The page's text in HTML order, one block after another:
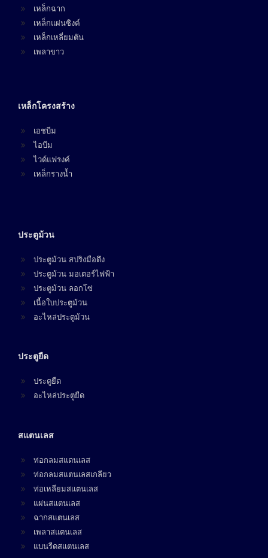
เหล็กฉาก
เหล็กแผ่นซิงค์
เหล็กเหลี่ยมตัน
เพลาขาว
เหล็กโครงสร้าง
เอชบีม
ไอบีม
ไวด์แฟรงค์
เหล็กรางน้ำ
ประตูม้วน
ประตูม้วน สปริงมือดึง
ประตูม้วน มอเตอร์ไฟฟ้า
ประตูม้วน ลอกโซ่
เนื้อใบประตูม้วน
อะไหล่ประตูม้วน
ประตูยืด
ประตูยืด
อะไหล่ประตูยืด
สแตนเลส
ท่อกลมสแตนเลส
ท่อกลมสแตนเลสเกลียว
ท่อเหลียมสแตนเลส
แผ่นสแตนเลส
ฉากสแตนเลส
เพลาสแตนเลส
แบนรีดสแตนเลส